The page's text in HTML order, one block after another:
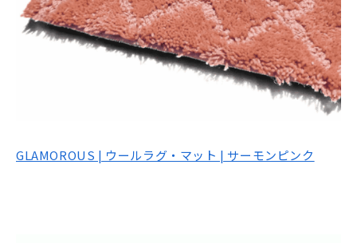
GLAMOROUS | ウールラグ・マット | サーモンピンク